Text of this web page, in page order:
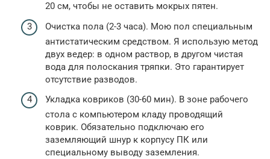
20 см, чтобы не оставить мокрых пятен.
Очистка пола (2-3 часа). Мою пол специальным
антистатическим средством. Я использую метод
двух ведер: в одном раствор, в другом чистая
вода для полоскания тряпки. Это гарантирует
отсутствие разводов.
Укладка ковриков (30-60 мин). В зоне рабочего
стола с компьютером кладу проводящий
коврик. Обязательно подключаю его
заземляющий шнур к корпусу ПК или
специальному выводу заземления.